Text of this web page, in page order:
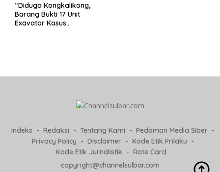
“Diduga Kongkalikong,
Barang Bukti 17 Unit
Exavator Kasus
Indeks Redaksi Tentang Kami
Pedoman Media Siber
Privacy Policy
Disclaimer
Kode Etik Prilaku
Kode Etik Jurnalistik
Rate Card
copyright@channelsulbar.com